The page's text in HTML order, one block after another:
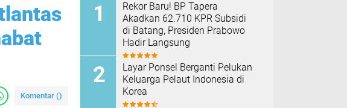
Komentar ()
Rekor Baru! BP Tapera
Akadkan 62.710 KPR Subsidi
di Batang, Presiden Prabowo
Hadir Langsung
Layar Ponsel Berganti Pelukan
Keluarga Pelaut Indonesia di
Korea